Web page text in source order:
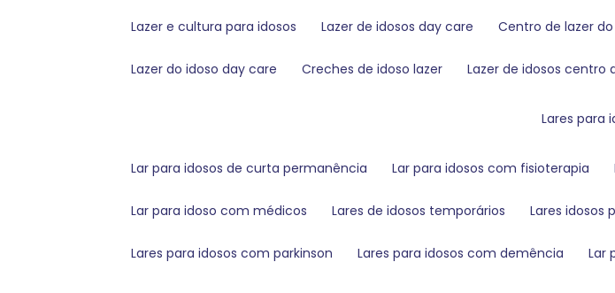
lazer e cultura para idosos lazer de idosos day care centro de lazer
lazer do idoso day care creches de idoso lazer lazer de idosos centro
lares para
lar para idosos de curta permanência lar para idosos com fisioterapia
lar para idoso com médicos lares de idosos temporários lares idosos
lares para idosos com parkinson lares para idosos com demência lar